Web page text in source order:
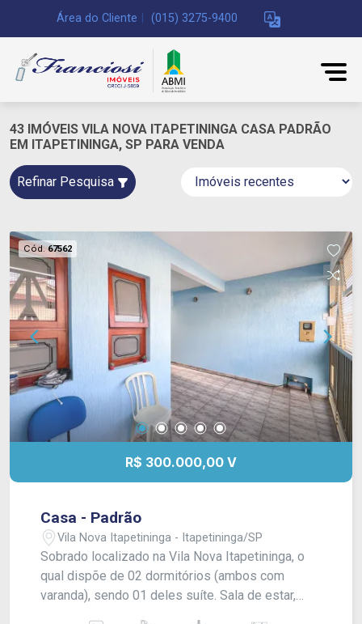
Área do Cliente (015) 3275-9400
43 IMÓVEIS VILA NOVA ITAPETININGA CASA PADRÃO
EM ITAPETININGA, SP PARA VENDA
Refinar Pesquisa
Cód.67562
R$ 300.000,00 V
Casa - Padrão
Vila Nova Itapetininga - Itapetininga/SP
Sobrado localizado na Vila Nova Itapetininga, o
qual dispõe de 02 dormitórios (ambos com
varanda), sendo 01 deles suíte. Sala de estar,